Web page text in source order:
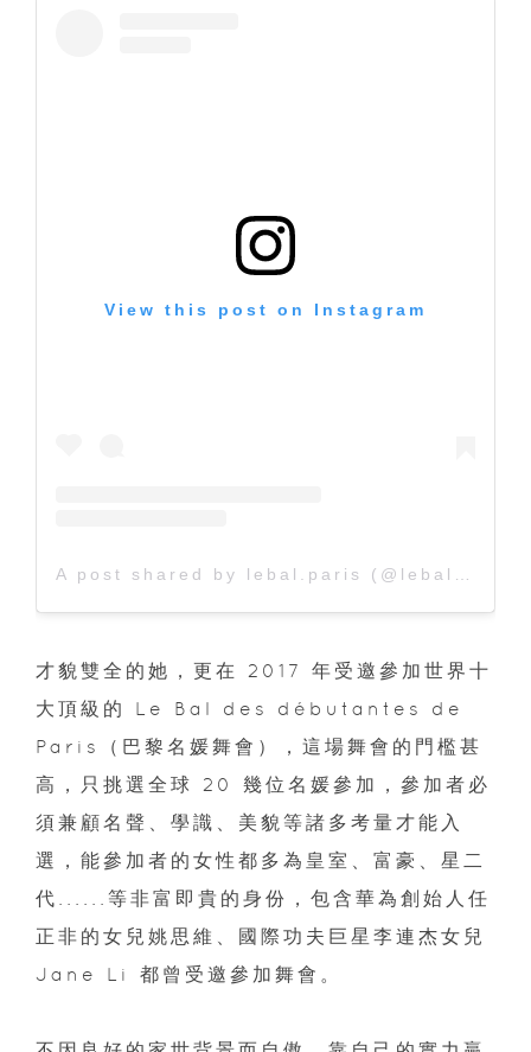
View this post on Instagram
A post shared by lebal.paris (@lebal.paris)
才貌雙全的她，更在 2017 年受邀參加世界十
大頂級的 Le Bal des débutantes de
Paris（巴黎名媛舞會），這場舞會的門檻甚
高，只挑選全球 20 幾位名媛參加，參加者必
須兼顧名聲、學識、美貌等諸多考量才能入
選，能參加者的女性都多為皇室、富豪、星二
代......等非富即貴的身份，包含華為創始人任
正非的女兒姚思維、國際功夫巨星李連杰女兒
Jane Li 都曾受邀參加舞會。